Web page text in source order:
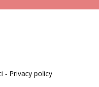
- Privacy policy